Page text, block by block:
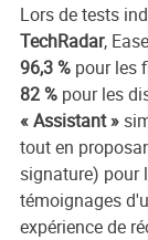
Lors de tests
TechRadar,
96,3 %pour les
82 %pour les
« Assistant »
tout en
signature) pour
témoignages
expérience de